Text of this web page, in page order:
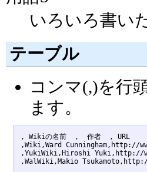
いろいろ書い
テーブル
コンマ(,)を行
ます。
, Wikiの名前  ,  作者  , URL
,Wiki,Ward Cunningham,http://
,YukiWiki,Hiroshi Yuki,http://